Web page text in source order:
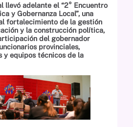
llevó adelante el “2° Encuentro
y Gobernanza Local”, una
fortalecimiento de la gestión
y la construcción política,
del gobernador
provinciales,
y equipos técnicos de la